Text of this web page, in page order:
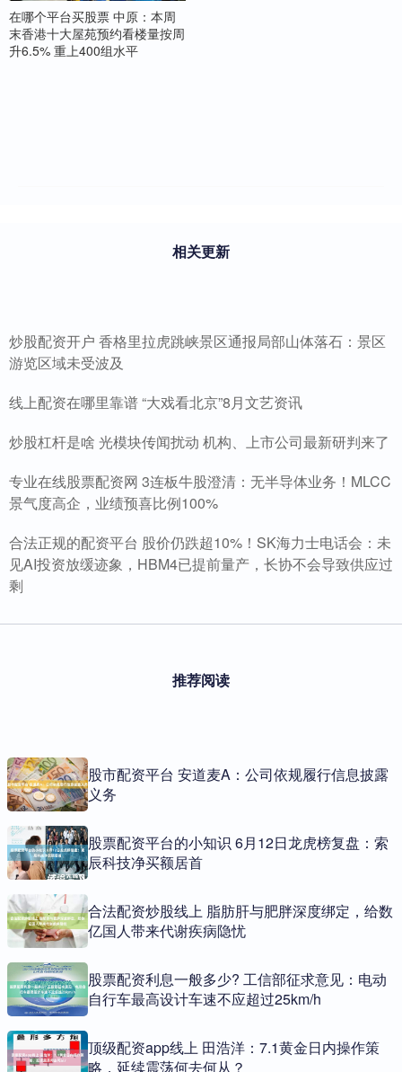
在哪个平台买股票 中原：本周
末香港十大屋苑预约看楼量按周
升6.5% 重上400组水平
相关更新
炒股配资开户 香格里拉虎跳峡景区通报局部山体落石：景区
游览区域未受波及
线上配资在哪里靠谱 “大戏看北京”8月文艺资讯
炒股杠杆是啥 光模块传闻扰动 机构、上市公司最新研判来了
专业在线股票配资网 3连板牛股澄清：无半导体业务！MLCC
景气度高企，业绩预喜比例100%
合法正规的配资平台 股价仍跌超10%！SK海力士电话会：未
见AI投资放缓迹象，HBM4已提前量产，长协不会导致供应过
剩
推荐阅读
股市配资平台 安道麦A：公司依规履行信息披露
义务
股票配资平台的小知识 6月12日龙虎榜复盘：索
辰科技净买额居首
合法配资炒股线上 脂肪肝与肥胖深度绑定，给数
亿国人带来代谢疾病隐忧
股票配资利息一般多少? 工信部征求意见：电动
自行车最高设计车速不应超过25km/h
顶级配资app线上 田浩洋：7.1黄金日内操作策
略，延续震荡何去何从？